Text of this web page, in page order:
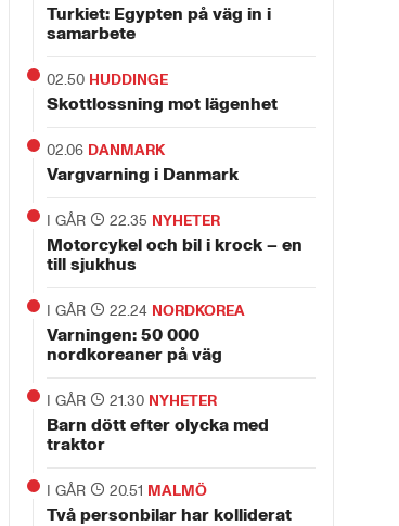
Turkiet: Egypten på väg in i
samarbete
02.50 HUDDINGE
Skottlossning mot lägenhet
02.06 DANMARK
Vargvarning i Danmark
I GÅR 22.35 NYHETER
Motorcykel och bil i krock – en
till sjukhus
I GÅR 22.24 NORDKOREA
Varningen: 50 000
nordkoreaner på väg
I GÅR 21.30 NYHETER
Barn dött efter olycka med
traktor
I GÅR 20.51 MALMÖ
Två personbilar har kolliderat